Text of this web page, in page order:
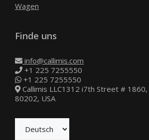
Wagen
Finde uns
info@callimis.com
+1 225 7255550
+1 225 7255550
Callimis LLC1312 i7th Street # 1860,
80202, USA